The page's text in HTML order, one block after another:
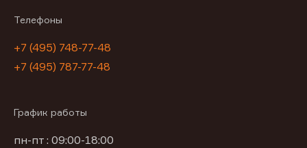
Телефоны
+7 (495) 748-77-48
+7 (495) 787-77-48
График работы
пн-пт : 09:00-18:00